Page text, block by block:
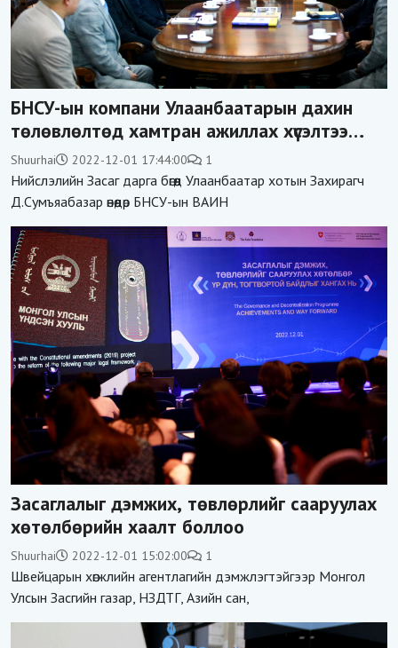
БНСУ-ын компани Улаанбаатарын дахин
төлөвлөлтөд хамтран ажиллах хүсэлтээ
уламжлав
Shuurhai 2022-12-01 17:44:00 1
Нийслэлийн Засаг дарга бөгөөд Улаанбаатар хотын Захирагч
Д.Сумъяабазар өнөөдөр БНСУ-ын ВАИН
Засаглалыг дэмжих, төвлөрлийг сааруулах
хөтөлбөрийн хаалт боллоо
Shuurhai 2022-12-01 15:02:00 1
Швейцарын хөгжлийн агентлагийн дэмжлэгтэйгээр Монгол
Улсын Засгийн газар, НЗДТГ, Азийн сан,